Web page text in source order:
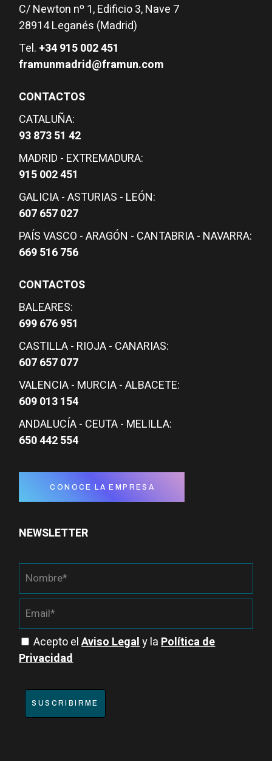
C/ Newton nº 1, Edificio 3, Nave 7
28914 Leganés (Madrid)
Tel. +34 915 002 451
framunmadrid@framun.com
CONTACTOS
CATALUÑA:
93 873 51 42
MADRID - EXTREMADURA:
915 002 451
GALICIA - ASTURIAS - LEÓN:
607 657 027
PAÍS VASCO - ARAGÓN - CANTABRIA - NAVARRA:
669 516 756
CONTACTOS
BALEARES:
699 676 951
CASTILLA - RIOJA - CANARIAS:
607 657 077
VALENCIA - MURCIA - ALBACETE:
609 013 154
ANDALUCÍA - CEUTA - MELILLA:
650 442 554
CONOCE LA EMPRESA
NEWSLETTER
Acepto elAviso Legaly laPolítica de
Privacidad
SUSCRIBIRME